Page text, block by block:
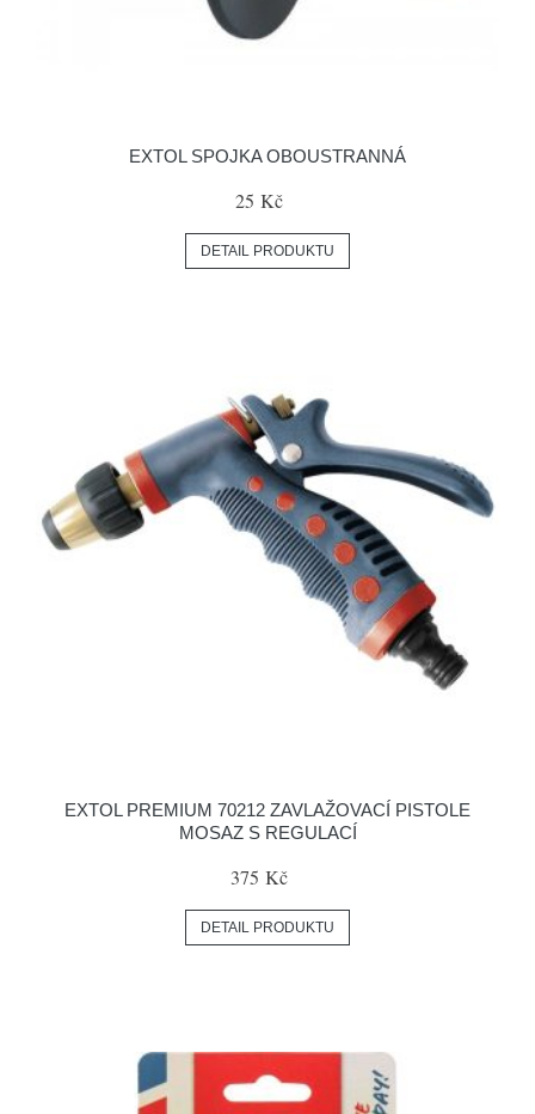
EXTOL SPOJKA OBOUSTRANNÁ
25 Kč
DETAIL PRODUKTU
EXTOL PREMIUM 70212 ZAVLAŽOVACÍ PISTOLE
MOSAZ S REGULACÍ
375 Kč
DETAIL PRODUKTU